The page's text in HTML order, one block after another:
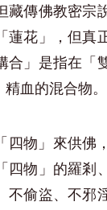
藏傳佛教密
花」，但真
」是指在「
血的混合物。
四物」來供佛
四物」的羅剎
不偷盜、不邪